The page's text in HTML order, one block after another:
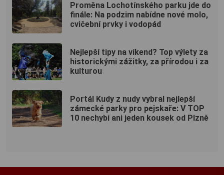
Proměna Lochotínského parku jde do
finále: Na podzim nabídne nové molo,
cvičební prvky i vodopád
Nejlepší tipy na víkend? Top výlety za
historickými zážitky, za přírodou i za
kulturou
Portál Kudy z nudy vybral nejlepší
zámecké parky pro pejskaře: V TOP
10 nechybí ani jeden kousek od Plzně